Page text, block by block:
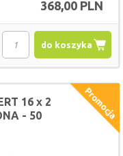
368,00 PLN
do koszyka
16 x 2
- 50